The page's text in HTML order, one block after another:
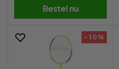
Bestel nu
- 10%